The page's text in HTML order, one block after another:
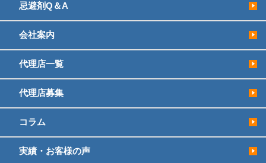
忌避剤Q＆A
会社案内
代理店一覧
代理店募集
コラム
実績・お客様の声